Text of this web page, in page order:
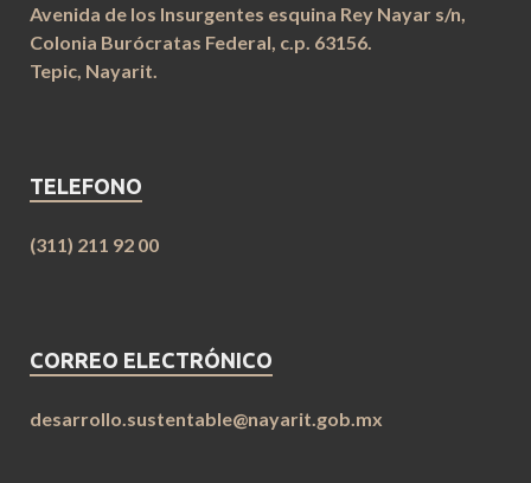
Avenida de los Insurgentes esquina Rey Nayar s/n,
Colonia Burócratas Federal, c.p. 63156.
Tepic, Nayarit.
TELEFONO
(311) 211 92 00
CORREO ELECTRÓNICO
desarrollo.sustentable@nayarit.gob.mx